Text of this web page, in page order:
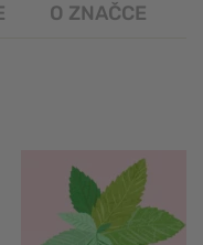
O ZNAČCE